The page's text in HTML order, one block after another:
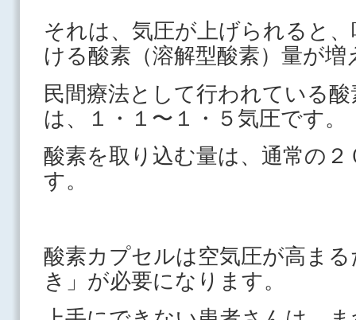
それは、気圧が上げられると
ける酸素（溶解型酸素）量が
民間療法として行われている
は、１・１〜１・５気圧です。
酸素を取り込む量は、通常の
す。
酸素カプセルは空気圧が高ま
き」が必要になります。